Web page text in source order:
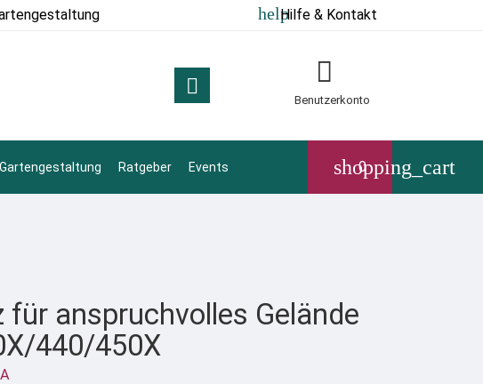
helpHilfe & Kontakt
 
Benutzerkonto
Gartengestaltung Ratgeber Events shopping_cart
0
für anspruchvolles Gelände
440/450X